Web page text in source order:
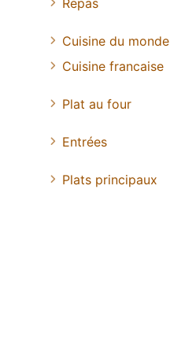
Repas
Cuisine du monde
Cuisine francaise
Plat au four
Entrées
Plats principaux